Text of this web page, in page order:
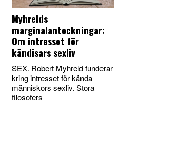
Myhrelds
marginalanteckningar:
Om intresset för
kändisars sexliv
SEX. Robert Myhreld funderar
kring intresset för kända
människors sexliv. Stora
filosofers